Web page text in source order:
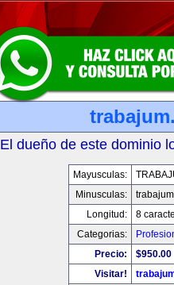
El dueño de este dominio
Mayusculas:
Minusculas:
Longitud:
8
Categorias:
Precio:
$950.00
Visitar!